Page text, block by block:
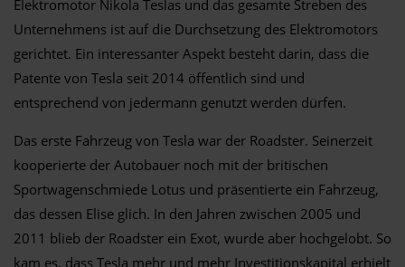
Elektromotor Nikola Teslas und das gesamte Streben des
Unternehmens ist auf die Durchsetzung des Elektromotors
gerichtet. Ein interessanter Aspekt besteht darin, dass die
Patente von Tesla seit 2014 öffentlich sind und
entsprechend von jedermann genutzt werden dürfen.
Das erste Fahrzeug von Tesla war der Roadster. Seinerzeit
kooperierte der Autobauer noch mit der britischen
Sportwagenschmiede Lotus und präsentierte ein Fahrzeug,
das dessen Elise glich. In den Jahren zwischen 2005 und
2011 blieb der Roadster ein Exot, wurde aber hochgelobt. So
kam es, dass Tesla mehr und mehr Investitionskapital erhielt